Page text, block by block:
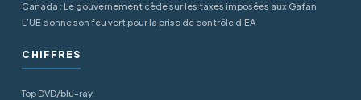
Canada : Le gouvernement cède sur les taxes imposées aux Gafan
L’UE donne son feu vert pour la prise de contrôle d’EA
CHIFFRES
Top DVD/blu-ray